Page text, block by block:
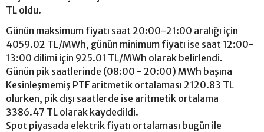
TL oldu.
Günün maksimum fiyatı saat 20:00-21:00 aralığı için
4059.02 TL/MWh, günün minimum fiyatı ise saat 12:00-
13:00 dilimi için 925.01 TL/MWh olarak belirlendi.
Günün pik saatlerinde (08:00 - 20:00) MWh başına
Kesinleşmemiş PTF aritmetik ortalaması 2120.83 TL
olurken, pik dışı saatlerde ise aritmetik ortalama
3386.47 TL olarak kaydedildi.
Spot piyasada elektrik fiyatı ortalaması bugün ile